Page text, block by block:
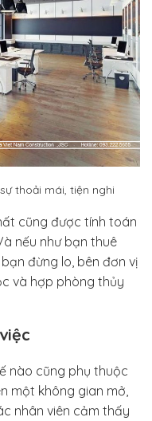
thoải mái, tiện nghi
cũng được tính toán
nếu như bạn thuê
đừng lo, bên đơn vị
và hợp phòng thủy
nào cũng phụ thuộc
một không gian mở,
nhân viên cảm thấy